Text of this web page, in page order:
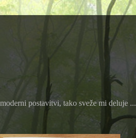
postavitvi, tako sveže mi deluje ...